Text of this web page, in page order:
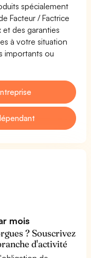
spécialement
Facteur / Factrice
et des garanties
à votre situation
importants ou
mois
? Souscrivez
d'activité